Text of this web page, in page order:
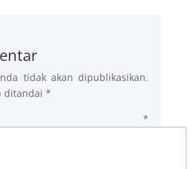
tidak akan dipublikasikan.
ditandai *
*